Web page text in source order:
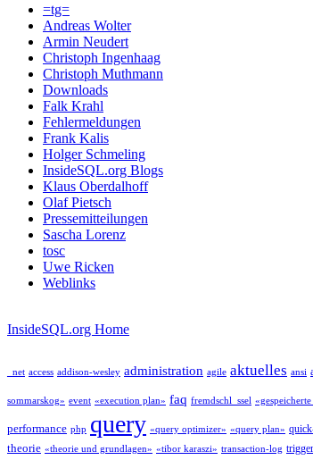
=tg=
Andreas Wolter
Armin Neudert
Christoph Ingenhaag
Christoph Muthmann
Downloads
Falk Krahl
Fehlermeldungen
Frank Kalis
Holger Schmeling
InsideSQL.org Blogs
Klaus Oberdalhoff
Olaf Pietsch
Pressemitteilungen
Sascha Lorenz
tosc
Uwe Ricken
Weblinks
InsideSQL.org Home
_net access addison-wesley administration agile aktuelles ansi
sommarskog» event «execution plan» faq fremdschl_ssel
performance php query «query optimizer» «query plan»
theorie «theorie und grundlagen» «tibor karaszi» transaction-log trigger